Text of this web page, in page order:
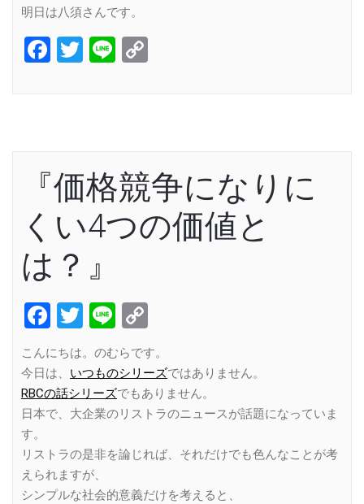
明日は八須さんです。
Facebook
Twitter
Line
『価格競争になりに
くい4つの価値と
は？』
Facebook
Twitter
Line
Link
こんにちは。のむらです。
今日は、 いつものシリーズではありません。
RBCの話シリーズでもありません。
日本で、大企業のリストラのニュースが話題になっていま
す。
リストラの是非を論じれば、それだけでも色んなことが考
えられますが、
シンプルな社会的意義だけを考えると、